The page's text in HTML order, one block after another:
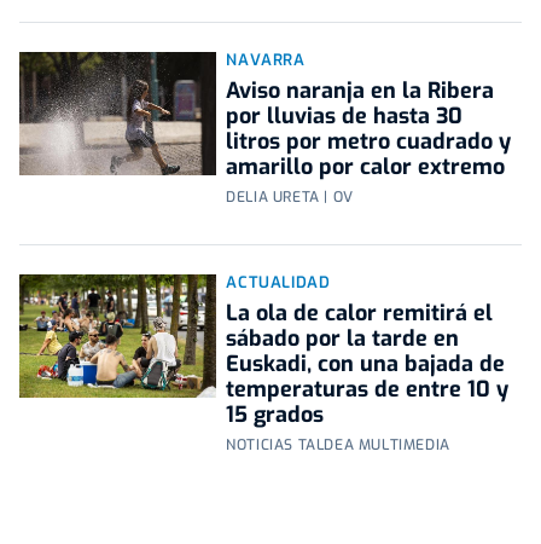
NAVARRA
Aviso naranja en la Ribera
por lluvias de hasta 30
litros por metro cuadrado y
amarillo por calor extremo
DELIA URETA | OV
ACTUALIDAD
La ola de calor remitirá el
sábado por la tarde en
Euskadi, con una bajada de
temperaturas de entre 10 y
15 grados
NOTICIAS TALDEA MULTIMEDIA